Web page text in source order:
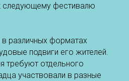
следующему фестивалю
различных форматах
подвиги его жителей.
требуют отдельного
участвовали в разные